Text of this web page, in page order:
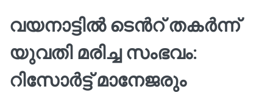
വയനാട്ടിൽ ടെന്‍റ് തകർന്ന്
യുവതി മരിച്ച സംഭവം:
റിസോർട്ട് മാനേജരും